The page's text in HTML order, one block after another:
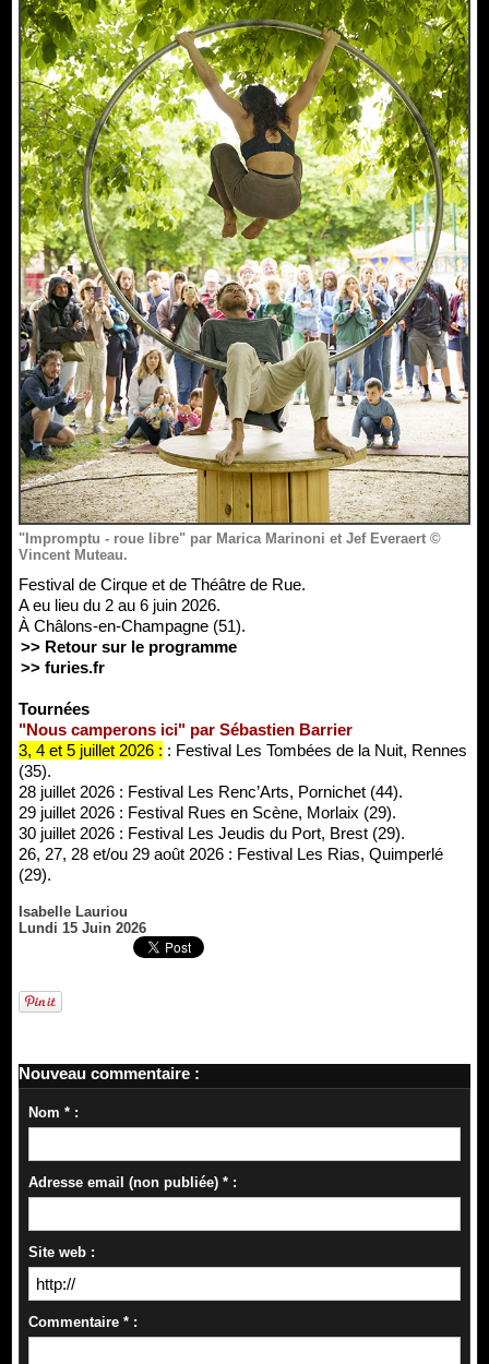
"Impromptu - roue libre" par Marica Marinoni et Jef Everaert ©
Vincent Muteau.
Festival de Cirque et de Théâtre de Rue.
A eu lieu du 2 au 6 juin 2026.
À Châlons-en-Champagne (51).
>> Retour sur le programme
>> furies.fr
Tournées
"Nous camperons ici" par Sébastien Barrier
3, 4 et 5 juillet 2026 : : Festival Les Tombées de la Nuit, Rennes
(35).
28 juillet 2026 : Festival Les Renc’Arts, Pornichet (44).
29 juillet 2026 : Festival Rues en Scène, Morlaix (29).
30 juillet 2026 : Festival Les Jeudis du Port, Brest (29).
26, 27, 28 et/ou 29 août 2026 : Festival Les Rias, Quimperlé
(29).
Isabelle Lauriou
Lundi 15 Juin 2026
Nouveau commentaire :
Nom * :
Adresse email (non publiée) * :
Site web :
Commentaire * :